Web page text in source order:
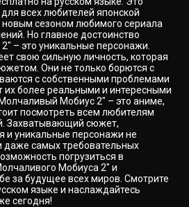
всех любителей японской
сезоном любимого сериала
Но главное достоинство
– это уникальные персонажи.
свою сильную личность, которая
Они не только борются с
с собственными проблемами
их более реальными и интересными
Мобиус 2" – это аниме,
посмотреть всем любителям
Захватывающий сюжет,
и уникальные персонажи не
самых требовательных
погрузиться в
Мобиуса 2" и
за будущее всех миров. Смотрите
языке и наслаждайтесь
сегодня!